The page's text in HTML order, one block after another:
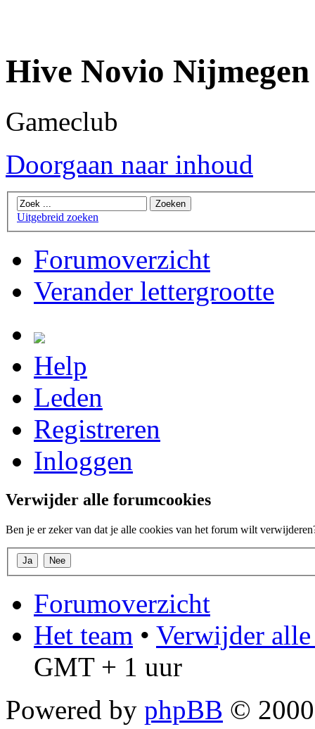
Hive Novio Nijmegen
Gameclub
Doorgaan naar inhoud
Uitgebreid zoeken
Forumoverzicht
Verander lettergrootte
Help
Leden
Registreren
Inloggen
Verwijder alle forumcookies
Ben je er zeker van dat je alle cookies van het forum wilt
Forumoverzicht
Het team • Verwijder
GMT + 1 uur
Powered by phpBB ©